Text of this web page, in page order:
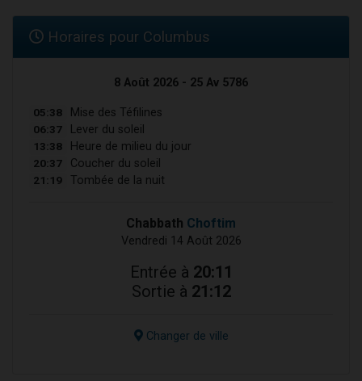
Horaires pour Columbus
8 Août 2026 - 25 Av 5786
05:38 Mise des Téfilines
06:37 Lever du soleil
13:38 Heure de milieu du jour
20:37 Coucher du soleil
21:19 Tombée de la nuit
Chabbath Choftim
Vendredi 14 Août 2026
Entrée à 20:11
Sortie à 21:12
Changer de ville